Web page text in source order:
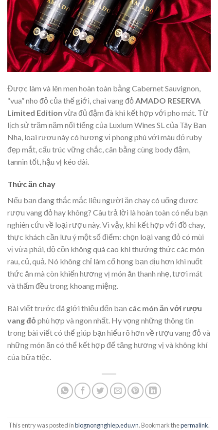
Được làm và lên men hoàn toàn bằng Cabernet Sauvignon,
“vua” nho đỏ của thế giới, chai vang đỏAMADO RESERVA
Limited Edition vừa đủ đậm đà khi kết hợp với pho mát. Từ
lịch sử trăm năm nổi tiếng của Luxium Wines SL của Tây Ban
Nha, loại rượu này có hương vị phong phú với màu đỏ ruby
đẹp mắt, cấu trúc vững chắc, cân bằng cùng body đậm,
tannin tốt, hậu vị kéo dài.
Thức ăn chay
Nếu bạn đang thắc mắc liệu người ăn chay có uống được
rượu vang đỏ hay không? Câu trả lời là hoàn toàn có nếu bạn
nghiên cứu về loại rượu này. Vì vậy, khi kết hợp với đồ chay,
thực khách cần lưu ý một số điểm: chọn loại vang đỏ có mùi
vị vừa phải, độ cồn không quá cao khi thưởng thức các món
rau, củ, quả. Nó không chỉ làm cổ họng bạn dịu hơn khi nuốt
thức ăn mà còn khiến hương vị món ăn thanh nhẹ, tươi mát
và thấm đều trong khoang miệng.
Bài viết trước đã giới thiệu đến bạn các món ăn với rượu
vang đỏ phù hợp và ngon nhất. Hy vọng những thông tin
trong bài viết có thể giúp bạn hiểu rõ hơn về rượu vang đỏ và
những món ăn có thể kết hợp để tăng hương vị và không khí
của bữa tiệc.
This entry was posted inblognongnghiep.edu.vn. Bookmark thepermalink.